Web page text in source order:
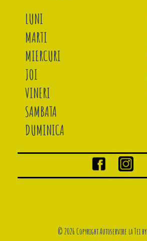
LUNI
MARTI
MIERCURI
JOI
VINERI
SAMBATA
DUMINICA
© 2026 Copyright Autoservire la Tei by